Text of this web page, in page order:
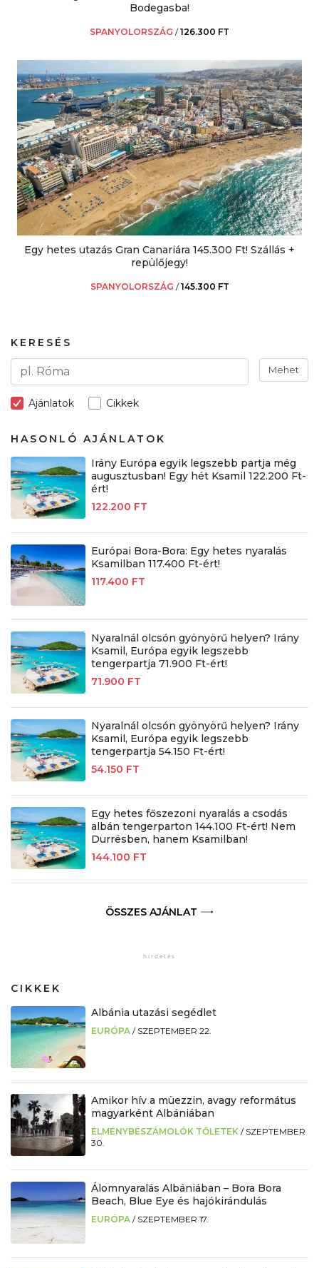
Bodegasba!
SPANYOLORSZÁG /126.300 FT
Egy hetes utazás Gran Canariára 145.300 Ft! Szállás +
repülőjegy!
SPANYOLORSZÁG /145.300 FT
KERESÉS
Mehet
Ajánlatok Cikkek
HASONLÓ AJÁNLATOK
Irány Európa egyik legszebb partja még
augusztusban! Egy hét Ksamil 122.200 Ft-
ért!
122.200 FT
Európai Bora-Bora: Egy hetes nyaralás
Ksamilban 117.400 Ft-ért!
117.400 FT
Nyaralnál olcsón gyönyörű helyen? Irány
Ksamil, Európa egyik legszebb
tengerpartja 71.900 Ft-ért!
71.900 FT
Nyaralnál olcsón gyönyörű helyen? Irány
Ksamil, Európa egyik legszebb
tengerpartja 54.150 Ft-ért!
54.150 FT
Egy hetes főszezoni nyaralás a csodás
albán tengerparton 144.100 Ft-ért! Nem
Durrësben, hanem Ksamilban!
144.100 FT
ÖSSZES AJÁNLAT
CIKKEK
Albánia utazási segédlet
EURÓPA / SZEPTEMBER 22.
Amikor hív a müezzin, avagy református
magyarként Albániában
ÉLMÉNYBESZÁMOLÓK TŐLETEK / SZEPTEMBER
30.
Álomnyaralás Albániában – Bora Bora
Beach, Blue Eye és hajókirándulás
EURÓPA / SZEPTEMBER 17.